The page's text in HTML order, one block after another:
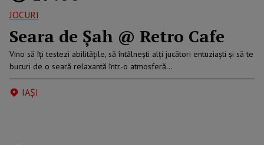
JOCURI
Seara de Șah @ Retro Cafe
Vino să îți testezi abilitățile, să întâlnești alți jucători entuziaști și să te
bucuri de o seară relaxantă într-o atmosferă…
IAŞI